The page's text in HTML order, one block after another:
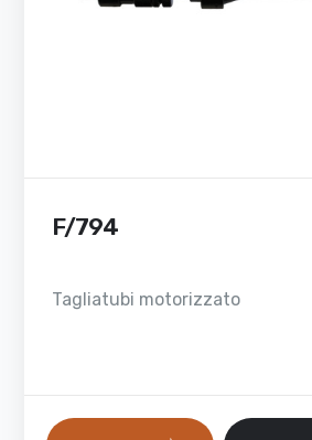
F/794
Tagliatubi motorizzato